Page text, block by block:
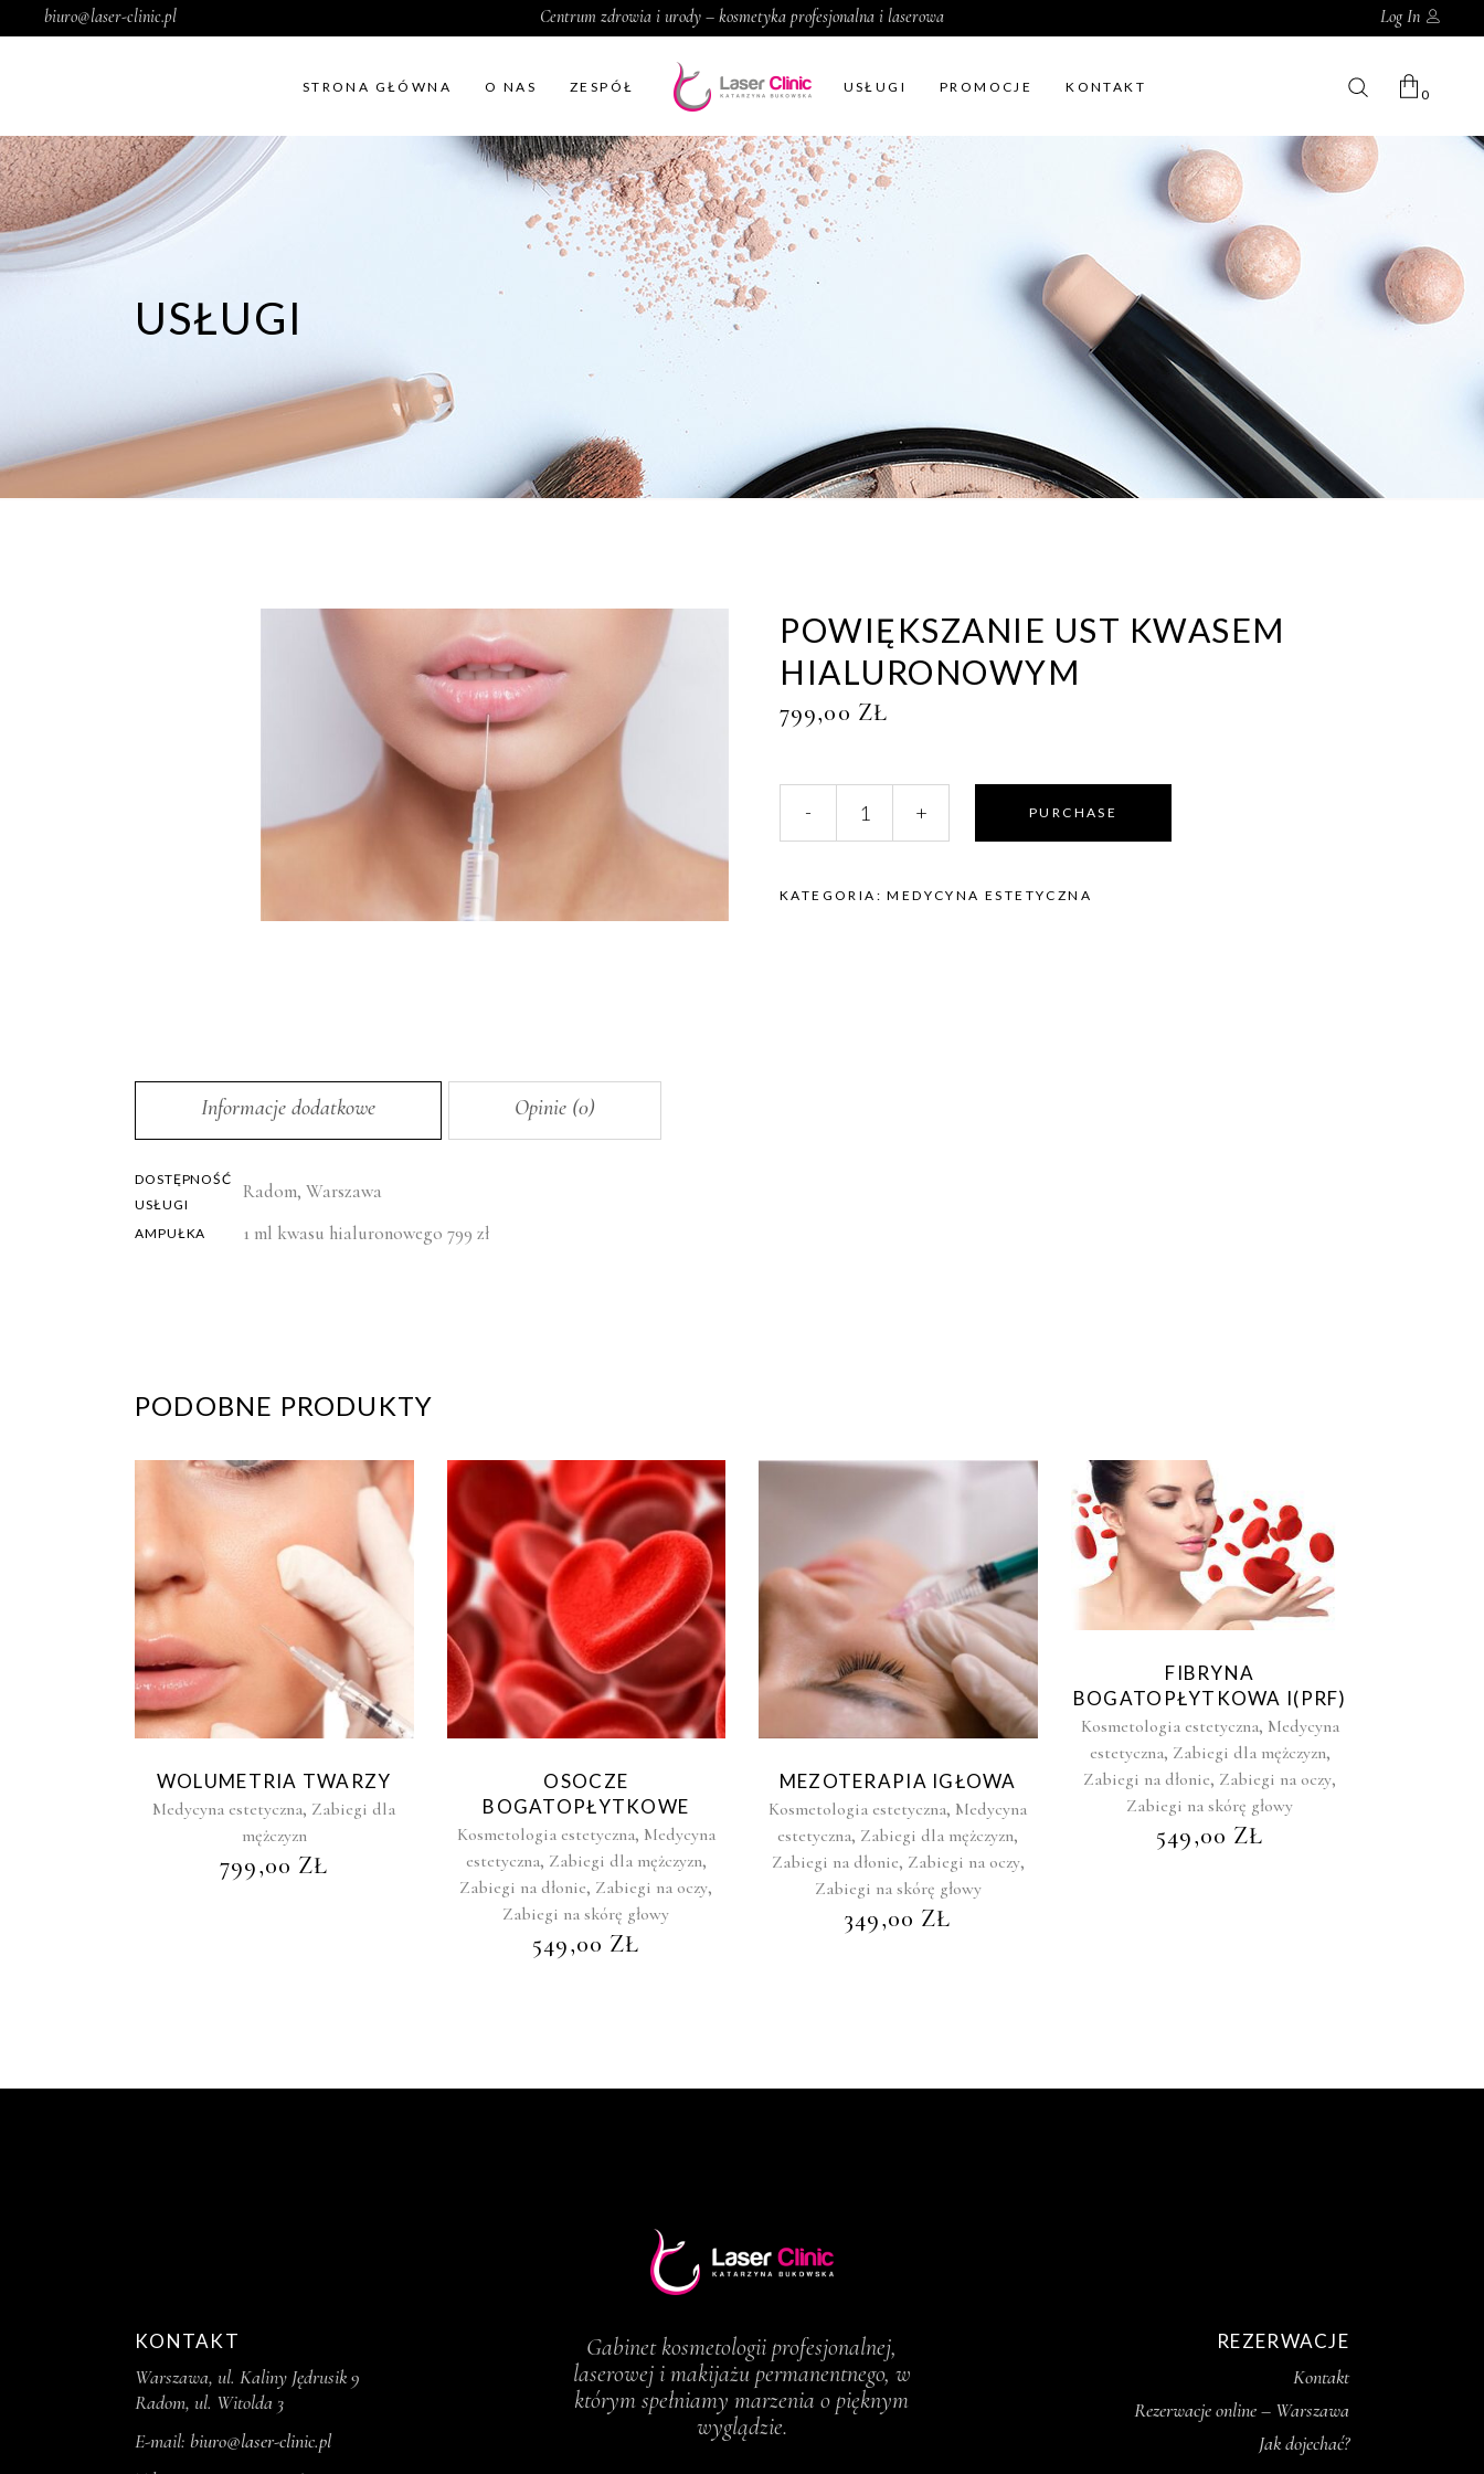
biuro@laser-clinic.pl Centrum zdrowia i urody – kosmetyka profesjonalna i laserowa Log In
STRONA GŁÓWNA O NAS ZESPÓŁ USŁUGI PROMOCJE KONTAKT 0
No products in the cart.
USŁUGI
POWIĘKSZANIE UST KWASEM
HIALURONOWYM
799,00 ZŁ
kwasem
quantity
- + PURCHASE
KATEGORIA:MEDYCYNA ESTETYCZNA
Informacje dodatkowe Opinie (0)
DOSTĘPNOŚĆ
USŁUGI
Radom, Warszawa
AMPUŁKA 1 ml kwasu hialuronowego 799 zł
PODOBNE PRODUKTY
WOLUMETRIA TWARZY
Medycyna estetyczna, Zabiegi dla
mężczyzn
799,00 ZŁ
OSOCZE
BOGATOPŁYTKOWE
Kosmetologia estetyczna, Medycyna
estetyczna, Zabiegi dla mężczyzn,
Zabiegi na dłonie, Zabiegi na oczy,
Zabiegi na skórę głowy
549,00 ZŁ
MEZOTERAPIA IGŁOWA
Kosmetologia estetyczna, Medycyna
estetyczna, Zabiegi dla mężczyzn,
Zabiegi na dłonie, Zabiegi na oczy,
Zabiegi na skórę głowy
349,00 ZŁ
FIBRYNA
BOGATOPŁYTKOWA I(PRF)
Kosmetologia estetyczna, Medycyna
estetyczna, Zabiegi dla mężczyzn,
Zabiegi na dłonie, Zabiegi na oczy,
Zabiegi na skórę głowy
549,00 ZŁ
KONTAKT
Warszawa, ul. Kaliny Jędrusik 9
Radom, ul. Witolda 3
E-mail: biuro@laser-clinic.pl
Gabinet kosmetologii profesjonalnej,
laserowej i makijażu permanentnego, w
którym spełniamy marzenia o pięknym
wyglądzie.
REZERWACJE
Kontakt
Rezerwacje online – Warszawa
Jak dojechać?